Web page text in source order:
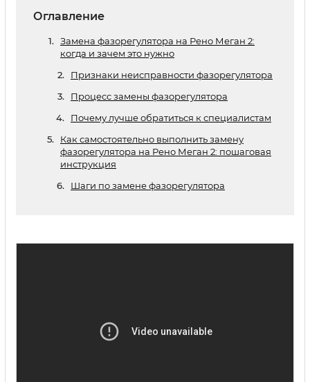
Оглавление
Замена фазорегулятора на Рено Меган 2:
когда и зачем это нужно
Признаки неисправности фазорегулятора
Процесс замены фазорегулятора
Почему лучше обратиться к специалистам
Как самостоятельно выполнить замену
фазорегулятора на Рено Меган 2: пошаговая
инструкция
Шаги по замене фазорегулятора